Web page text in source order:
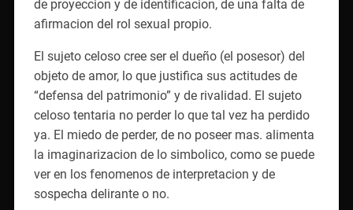
de proyeccion y de identificacion, de una falta de
afirmacion del rol sexual propio.
El sujeto celoso cree ser el dueño (el posesor) del
objeto de amor, lo que justifica sus actitudes de
“defensa del patrimonio” y de rivalidad. El sujeto
celoso tentaria no perder lo que tal vez ha perdido
ya. El miedo de perder, de no poseer mas. alimenta
la imaginarizacion de lo simbolico, como se puede
ver en los fenomenos de interpretacion y de
sospecha delirante o no.